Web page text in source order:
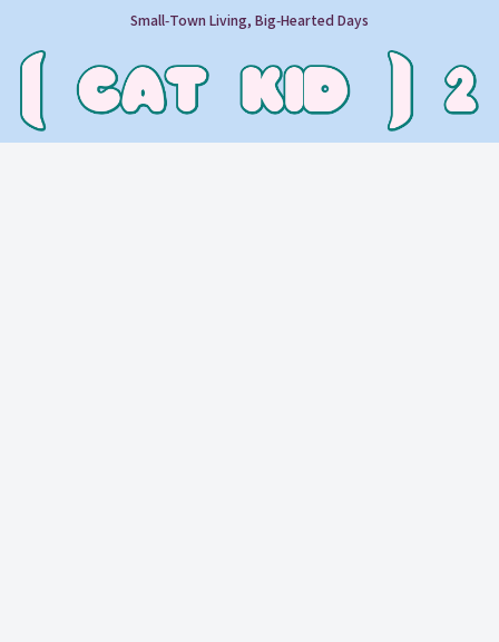
Small‑Town Living, Big‑Hearted Days